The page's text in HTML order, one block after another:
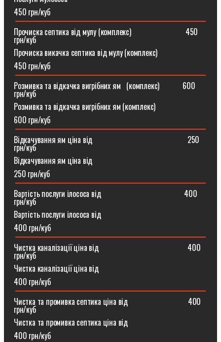
450 грн/куб
Прочиска септика від мулу (комплекс) ⠀⠀⠀⠀⠀⠀⠀⠀⠀450
грн/куб
Прочиска викачка септика від мулу (комплекс)
450 грн/куб
Розмивка та відкачка вигрібних ям⠀(комплекс)⠀⠀⠀⠀600
грн/куб
Розмивка та відкачка вигрібних ям (комплекс)⠀
600 грн/куб
Відкачування ям ціна від ⠀⠀⠀⠀⠀⠀⠀⠀⠀⠀⠀⠀⠀⠀⠀⠀250
грн/куб
Відкачування ям ціна від
250 грн/куб
Вартість послуги ілососа від ⠀⠀⠀⠀⠀⠀⠀⠀⠀⠀⠀⠀⠀⠀400
грн/куб
Вартість послуги ілососа від
400 грн/куб
Чистка каналізації ціна від ⠀⠀⠀⠀⠀⠀⠀⠀⠀⠀⠀⠀⠀⠀⠀400
грн/куб
Чистка каналізації ціна від
400 грн/куб
Чистка та промивка септика ціна від ⠀⠀⠀⠀⠀⠀⠀⠀⠀⠀400
грн/куб
Чистка та промивка септика ціна від
400 грн/куб